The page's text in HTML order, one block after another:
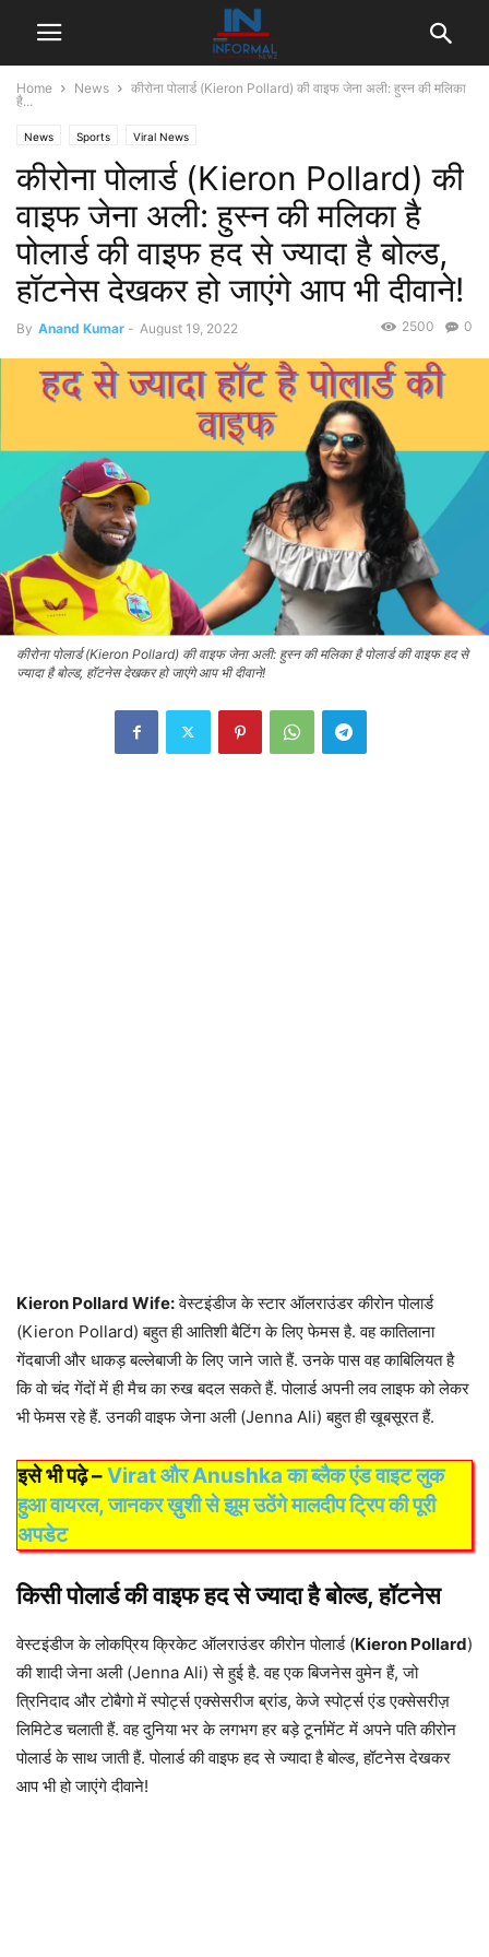
Home News
कीरोना पोलार्ड (Kieron Pollard) की वाइफ जेना अली: हुस्न की मलिका
है...
News Sports Viral News
कीरोना पोलार्ड (Kieron Pollard) की
वाइफ जेना अली: हुस्न की मलिका है
पोलार्ड की वाइफ हद से ज्यादा है बोल्ड,
हॉटनेस देखकर हो जाएंगे आप भी दीवाने!
By Anand Kumar - August 19, 2022 0
2500
कीरोना पोलार्ड (Kieron Pollard) की वाइफ जेना अली: हुस्न की मलिका है पोलार्ड की वाइफ हद से
ज्यादा है बोल्ड, हॉटनेस देखकर हो जाएंगे आप भी दीवाने!
Kieron Pollard Wife:वेस्टइंडीज के स्टार ऑलराउंडर कीरोन पोलार्ड
(Kieron Pollard) बहुत ही आतिशी बैटिंग के लिए फेमस है. वह कातिलाना
गेंदबाजी और धाकड़ बल्लेबाजी के लिए जाने जाते हैं. उनके पास वह काबिलियत है
कि वो चंद गेंदों में ही मैच का रुख बदल सकते हैं. पोलार्ड अपनी लव लाइफ को लेकर
भी फेमस रहे हैं. उनकी वाइफ जेना अली (Jenna Ali) बहुत ही खूबसूरत हैं.
इसे भी पढ़े –Virat और Anushka का ब्लैक एंड वाइट लुक
हुआ वायरल, जानकर ख़ुशी से झूम उठेंगे मालदीप ट्रिप की पूरी
अपडेट
किसी पोलार्ड की वाइफ हद से ज्यादा है बोल्ड, हॉटनेस
वेस्टइंडीज के लोकप्रिय क्रिकेट ऑलराउंडर कीरोन पोलार्ड (Kieron Pollard)
की शादी जेना अली (Jenna Ali) से हुई है. वह एक बिजनेस वुमेन हैं, जो
त्रिनिदाद और टोबैगो में स्पोर्ट्स एक्सेसरीज ब्रांड, केजे स्पोर्ट्स एंड एक्सेसरीज़
लिमिटेड चलाती हैं. वह दुनिया भर के लगभग हर बड़े टूर्नामेंट में अपने पति कीरोन
पोलार्ड के साथ जाती हैं. पोलार्ड की वाइफ हद से ज्यादा है बोल्ड, हॉटनेस देखकर
आप भी हो जाएंगे दीवाने!